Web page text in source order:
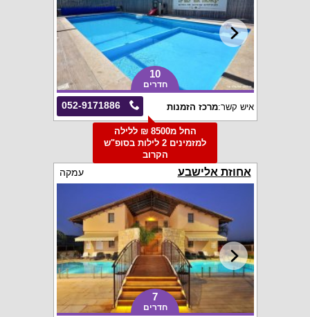
10
חדרים
052-9171886 איש קשר:מרכז הזמנות
החל מ8500 ₪ ללילה
למזמינים 2 לילות בסופ"ש
הקרוב
אחוזת אלישבע עמקה
7
חדרים